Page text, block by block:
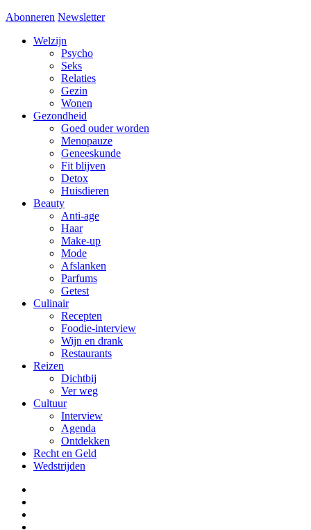
Abonneren Newsletter
Welzijn
Psycho
Seks
Relaties
Gezin
Wonen
Gezondheid
Goed ouder worden
Menopauze
Geneeskunde
Fit blijven
Detox
Huisdieren
Beauty
Anti-age
Haar
Make-up
Mode
Afslanken
Parfums
Getest
Culinair
Recepten
Foodie-interview
Wijn en drank
Restaurants
Reizen
Dichtbij
Ver weg
Cultuur
Interview
Agenda
Ontdekken
Recht en Geld
Wedstrijden